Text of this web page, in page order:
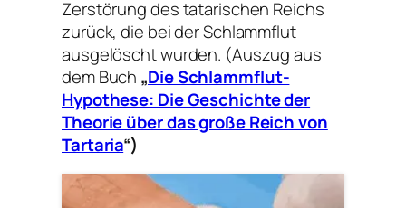
Zerstörung des tatarischen Reichs
zurück, die bei der Schlammflut
ausgelöscht wurden. (Auszug aus
dem Buch „Die Schlammflut-
Hypothese: Die Geschichte der
Theorie über das große Reich von
Tartaria“)